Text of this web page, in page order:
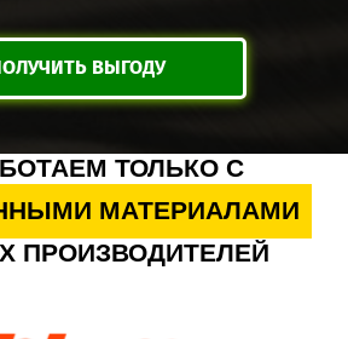
ВЫГОДУ
ТОЛЬКО С
МАТЕРИАЛАМИ
ПРОИЗВОДИТЕЛЕЙ